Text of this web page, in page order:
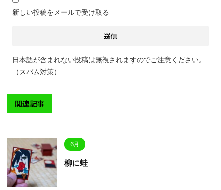
新しい投稿をメールで受け取る
日本語が含まれない投稿は無視されますのでご注意ください。
（スパム対策）
関連記事
6月
柳に蛙